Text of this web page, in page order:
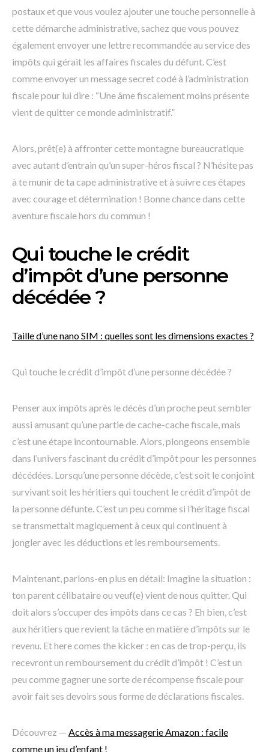
postaux et que vous voulez ajouter une touche personnelle à
cette démarche administrative, sachez que vous pouvez
également envoyer une lettre recommandée au service des
impôts qui gérait les affaires fiscales du défunt. C’est
comme envoyer un message secret codé à l’administration
fiscale pour lui dire : “Une âme fiscalement moins présente
vient de quitter ce monde administratif.”
Alors, prêt(e) à affronter cette montagne bureaucratique
avec autant d’entrain qu’un super-héros fiscal ? N’hésite pas
à te munir de ta cape administrative et à suivre ces étapes
avec courage et détermination ! Bonne chance dans cette
aventure fiscale hors du commun !
Qui touche le crédit
d’impôt d’une personne
décédée ?
Taille d’une nano SIM : quelles sont les dimensions exactes ?
Qui touche le crédit d’impôt d’une personne décédée ?
Penser aux impôts après le décès d’un proche peut sembler
aussi amusant qu’une partie de cache-cache fiscale, mais
c’est une étape incontournable. Alors, plongeons ensemble
dans l’univers fascinant du crédit d’impôt pour les personnes
décédées. Lorsqu’une personne décède, c’est soit le conjoint
survivant soit les héritiers qui touchent le crédit d’impôt de
la personne défunte. C’est un peu comme si l’héritage fiscal
se transmettait magiquement à ceux qui continuent à
jongler avec les déductions et les remboursements.
Maintenant, parlons-en plus en détail: Imagine la situation :
ton parent célibataire ou veuf(e) vient de nous quitter. Qui
doit alors s’occuper des impôts dans ce cas ? Eh bien, c’est
aux héritiers que revient la tâche en matière d’impôts sur le
revenu. Et here comes the kicker : en cas de trop-perçu, ils
recevront un remboursement du crédit d’impôt ! C’est un
peu comme gagner une sorte de récompense fiscale pour
avoir fait ses devoirs sous forme de déclarations fiscales.
Découvrez — Accès à ma messagerie Amazon : facile
comme un jeu d’enfant !